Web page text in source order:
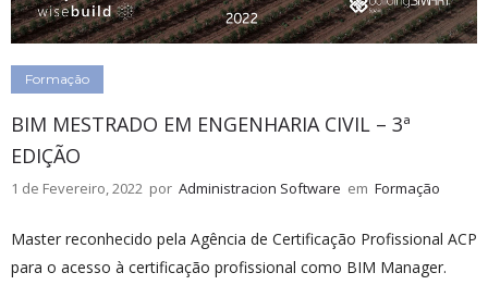
Formação
BIM MESTRADO EM ENGENHARIA CIVIL – 3ª
EDIÇÃO
1 de Fevereiro, 2022 por Administracion Software em Formação
Master reconhecido pela Agência de Certificação Profissional ACP
para o acesso à certificação profissional como BIM Manager.